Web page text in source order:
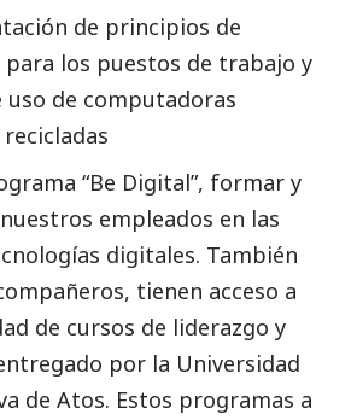
de principios de
para los puestos de trabajo y
uso de computadoras
“Be Digital”, formar y
empleados en las
digitales. También
tienen acceso a
de cursos de liderazgo y
por la Universidad
de Atos. Estos programas a